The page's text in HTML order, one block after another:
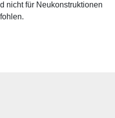
nicht für Neukonstruktionen